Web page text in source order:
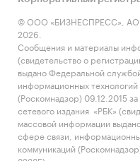
© ООО «БИЗНЕСПРЕСС», АО
2026.
Сообщения и материалы
(свидетельство о
выдано Федеральной
информационных
(Роскомнадзор) 09.12.2015
сетевого издания «РБК»
массовой информации
сфере связи,
коммуникаций